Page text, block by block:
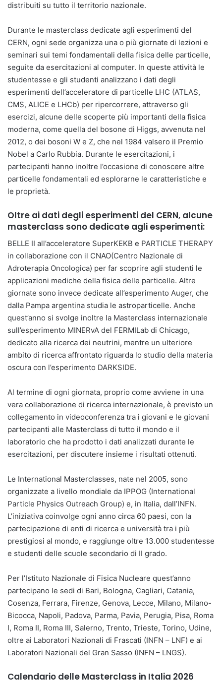
distribuiti su tutto il territorio nazionale.
Durante le masterclass dedicate agli esperimenti del
CERN, ogni sede organizza una o più giornate di lezioni e
seminari sui temi fondamentali della fisica delle particelle,
seguite da esercitazioni al computer. In queste attività le
studentesse e gli studenti analizzano i dati degli
esperimenti dell’acceleratore di particelle LHC (ATLAS,
CMS, ALICE e LHCb) per ripercorrere, attraverso gli
esercizi, alcune delle scoperte più importanti della fisica
moderna, come quella del bosone di Higgs, avvenuta nel
2012, o dei bosoni W e Z, che nel 1984 valsero il Premio
Nobel a Carlo Rubbia. Durante le esercitazioni, i
partecipanti hanno inoltre l’occasione di conoscere altre
particelle fondamentali ed esplorarne le caratteristiche e
le proprietà.
Oltre ai dati degli esperimenti del CERN, alcune
masterclass sono dedicate agli esperimenti:
BELLE II all’acceleratore SuperKEKB e PARTICLE THERAPY
in collaborazione con il CNAO(Centro Nazionale di
Adroterapia Oncologica) per far scoprire agli studenti le
applicazioni mediche della fisica delle particelle. Altre
giornate sono invece dedicate all’esperimento Auger, che
dalla Pampa argentina studia le astroparticelle. Anche
quest’anno si svolge inoltre la Masterclass internazionale
sull’esperimento MINERvA del FERMILab di Chicago,
dedicato alla ricerca dei neutrini, mentre un ulteriore
ambito di ricerca affrontato riguarda lo studio della materia
oscura con l’esperimento DARKSIDE.
Al termine di ogni giornata, proprio come avviene in una
vera collaborazione di ricerca internazionale, è previsto un
collegamento in videoconferenza tra i giovani e le giovani
partecipanti alle Masterclass di tutto il mondo e il
laboratorio che ha prodotto i dati analizzati durante le
esercitazioni, per discutere insieme i risultati ottenuti.
Le International Masterclasses, nate nel 2005, sono
organizzate a livello mondiale da IPPOG (International
Particle Physics Outreach Group) e, in Italia, dall’INFN.
L’iniziativa coinvolge ogni anno circa 60 paesi, con la
partecipazione di enti di ricerca e università tra i più
prestigiosi al mondo, e raggiunge oltre 13.000 studentesse
e studenti delle scuole secondario di II grado.
Per l’Istituto Nazionale di Fisica Nucleare quest’anno
partecipano le sedi di Bari, Bologna, Cagliari, Catania,
Cosenza, Ferrara, Firenze, Genova, Lecce, Milano, Milano-
Bicocca, Napoli, Padova, Parma, Pavia, Perugia, Pisa, Roma
I, Roma II, Roma III, Salerno, Trento, Trieste, Torino, Udine,
oltre ai Laboratori Nazionali di Frascati (INFN – LNF) e ai
Laboratori Nazionali del Gran Sasso (INFN – LNGS).
Calendario delle Masterclass in Italia 2026